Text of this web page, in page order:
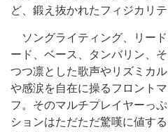
ど、鍛え抜かれたフィジカリ
ソングライティング、リー
ード、ベース、タンバリン、
つつ凛とした歌声やリズミカ
や感涙を自在に操るフロント
フ。そのマルチプレイヤーっ
ションはただただ驚嘆に値す